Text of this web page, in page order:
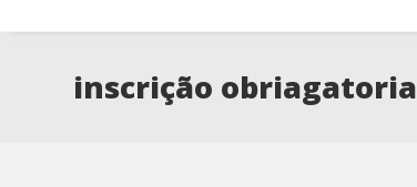
inscrição obriagatoria